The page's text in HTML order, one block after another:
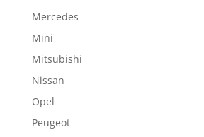
Mercedes
Mini
Mitsubishi
Nissan
Opel
Peugeot